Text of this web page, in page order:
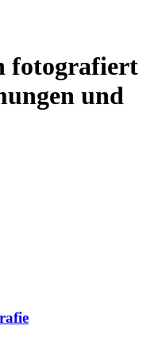
fotografiert
und